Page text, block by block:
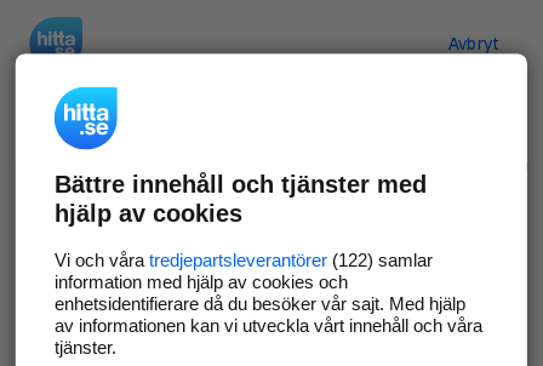
Avbryt
Verifiera ditt företag
Gör som 69 529företag
företagssida på hitta.se och syns bättre mot
kunder i ditt närområde. Helt kostnadsfritt.
Uppdatera din företagsinformation
Bättre innehåll och tjänster med
hjälp av cookies
Vi och våra tredjepartsleverantörer(122) samlar
information med hjälp av cookies och
enhetsidentifierare då du besöker vår sajt. Med hjälp
av informationen kan vi utveckla vårt innehåll och våra
tjänster.